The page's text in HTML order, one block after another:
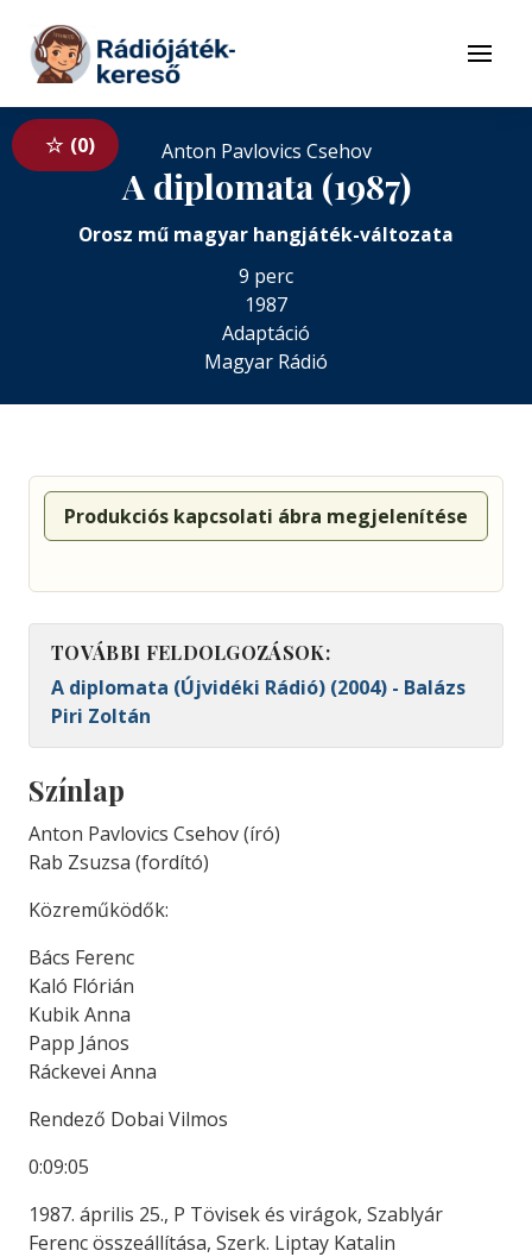
Tovább a tartalomhoz
Menü
0 Anton Pavlovics Csehov
A diplomata (1987)
Orosz mű magyar hangjáték-változata
9 perc
1987
Adaptáció
Magyar Rádió
Produkciós kapcsolati ábra megjelenítése
TOVÁBBI FELDOLGOZÁSOK:
A diplomata (Újvidéki Rádió) (2004) - Balázs
Piri Zoltán
Színlap
Anton Pavlovics Csehov (író)
Rab Zsuzsa (fordító)
Közreműködők:
Bács Ferenc
Kaló Flórián
Kubik Anna
Papp János
Ráckevei Anna
Rendező Dobai Vilmos
0:09:05
1987. április 25., P Tövisek és virágok, Szablyár
Ferenc összeállítása, Szerk. Liptay Katalin